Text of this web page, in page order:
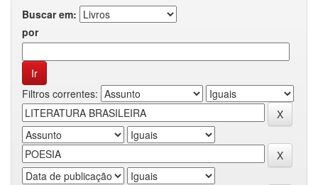
Buscar em:
por
Filtros correntes: